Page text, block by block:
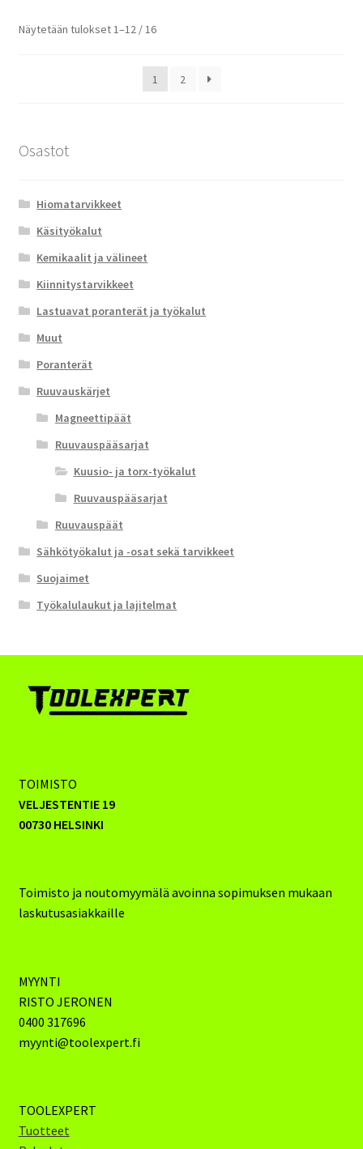
Näytetään tulokset 1–12 / 16
1 2
Osastot
Hiomatarvikkeet
Käsityökalut
Kemikaalit ja välineet
Kiinnitystarvikkeet
Lastuavat poranterät ja työkalut
Muut
Poranterät
Ruuvauskärjet
Magneettipäät
Ruuvauspääsarjat
Kuusio- ja torx-työkalut
Ruuvauspääsarjat
Ruuvauspäät
Sähkötyökalut ja -osat sekä tarvikkeet
Suojaimet
Työkalulaukut ja lajitelmat
TOIMISTO
VELJESTENTIE 19
00730 HELSINKI
Toimisto ja noutomyymälä avoinna sopimuksen mukaan
laskutusasiakkaille
MYYNTI
RISTO JERONEN
0400 317696
myynti@toolexpert.fi
TOOLEXPERT
Tuotteet